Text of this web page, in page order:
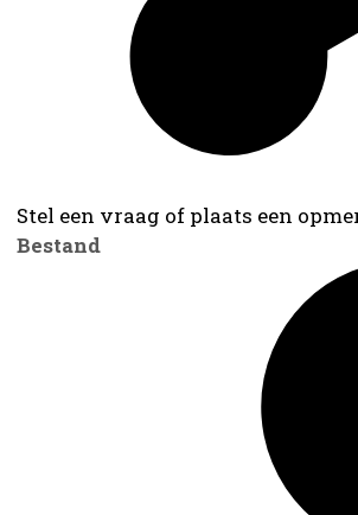
Stel een vraag of plaats een
Bestand